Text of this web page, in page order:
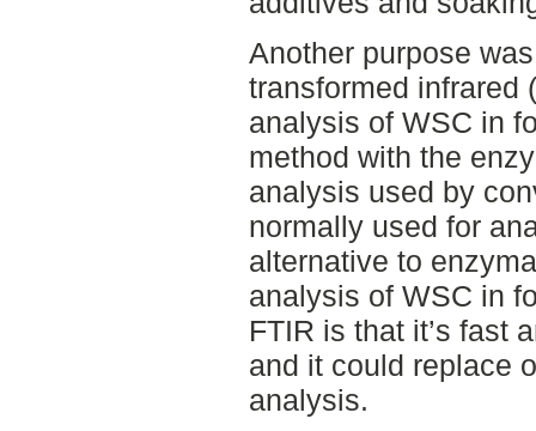
Another purpose
transformed infrared
analysis of WSC in
method with the
analysis used by
normally used for
alternative to
analysis of WSC in
FTIR is that it’s fast
and it could replace
analysis.